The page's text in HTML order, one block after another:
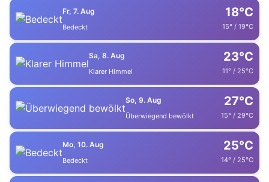
Fr, 7. Aug
Bedeckt
18°C
15° / 19°C
Sa, 8. Aug
Klarer Himmel
23°C
11° / 25°C
So, 9. Aug
Überwiegend bewölkt
27°C
15° / 29°C
Mo, 10. Aug
Bedeckt
25°C
14° / 25°C